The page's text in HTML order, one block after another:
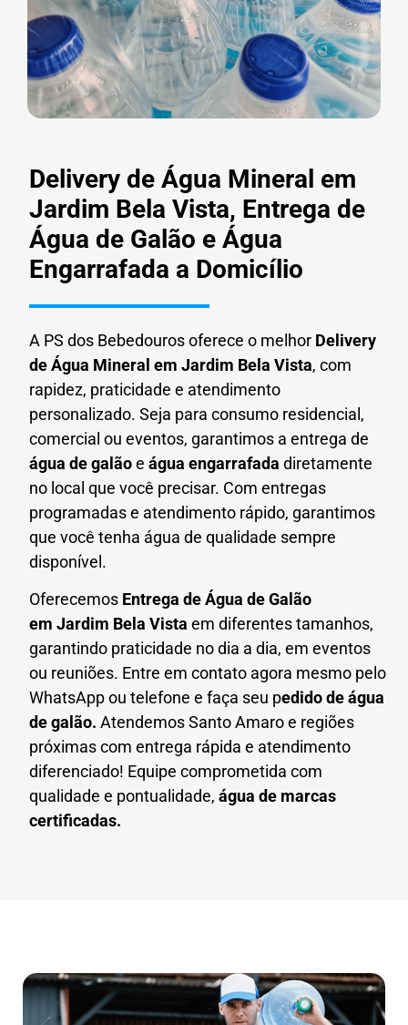
Delivery de Água Mineral em
Jardim Bela Vista, Entrega de
Água de Galão e Água
Engarrafada a Domicílio
A PS dos Bebedouros oferece o melhor Delivery
de Água Mineral em Jardim Bela Vista, com
rapidez, praticidade e atendimento
personalizado. Seja para consumo residencial,
comercial ou eventos, garantimos a entrega de
água de galãoe água engarrafada diretamente
no local que você precisar. Com entregas
programadas e atendimento rápido, garantimos
que você tenha água de qualidade sempre
disponível.
Oferecemos Entrega de Água de Galão
em Jardim Bela Vista em diferentes tamanhos,
garantindo praticidade no dia a dia, em eventos
ou reuniões. Entre em contato agora mesmo pelo
WhatsApp ou telefone e faça seu pedido de água
de galão. Atendemos Santo Amaro e regiões
próximas com entrega rápida e atendimento
diferenciado! Equipe comprometida com
qualidade e pontualidade, água de marcas
certificadas.